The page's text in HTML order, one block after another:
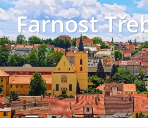
Farnost